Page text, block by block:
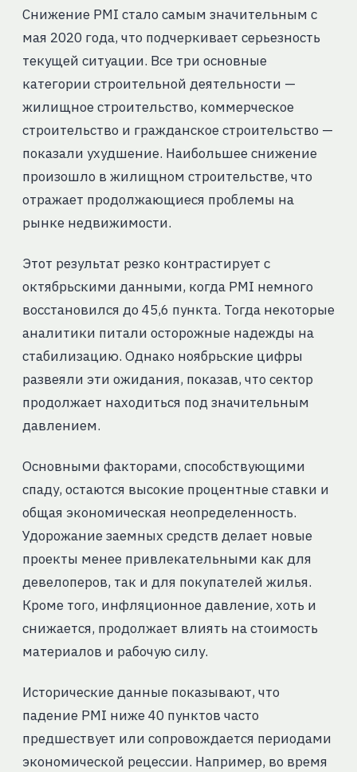
Снижение PMI стало самым значительным с
мая 2020 года, что подчеркивает серьезность
текущей ситуации. Все три основные
категории строительной деятельности —
жилищное строительство, коммерческое
строительство и гражданское строительство —
показали ухудшение. Наибольшее снижение
произошло в жилищном строительстве, что
отражает продолжающиеся проблемы на
рынке недвижимости.
Этот результат резко контрастирует с
октябрьскими данными, когда PMI немного
восстановился до 45,6 пункта. Тогда некоторые
аналитики питали осторожные надежды на
стабилизацию. Однако ноябрьские цифры
развеяли эти ожидания, показав, что сектор
продолжает находиться под значительным
давлением.
Основными факторами, способствующими
спаду, остаются высокие процентные ставки и
общая экономическая неопределенность.
Удорожание заемных средств делает новые
проекты менее привлекательными как для
девелоперов, так и для покупателей жилья.
Кроме того, инфляционное давление, хоть и
снижается, продолжает влиять на стоимость
материалов и рабочую силу.
Исторические данные показывают, что
падение PMI ниже 40 пунктов часто
предшествует или сопровождается периодами
экономической рецессии. Например, во время